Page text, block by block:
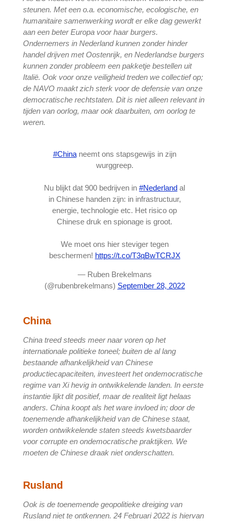
steunen. Met een o.a. economische, ecologische, en
humanitaire samenwerking wordt er elke dag gewerkt
aan een beter Europa voor haar burgers.
Ondernemers in Nederland kunnen zonder hinder
handel drijven met Oostenrijk, en Nederlandse burgers
kunnen zonder probleem een pakketje bestellen uit
Italië. Ook voor onze veiligheid treden we collectief op;
de NAVO maakt zich sterk voor de defensie van onze
democratische rechtstaten. Dit is niet alleen relevant in
tijden van oorlog, maar ook daarbuiten, om oorlog te
weren.
#Chinaneemt ons stapsgewijs in zijn
wurggreep.
Nu blijkt dat 900 bedrijven in #Nederland al
in Chinese handen zijn: in infrastructuur,
energie, technologie etc. Het risico op
Chinese druk en spionage is groot.
We moet ons hier steviger tegen
beschermen! https://t.co/T3qBwTCRJX
— Ruben Brekelmans
(@rubenbrekelmans) September 28, 2022
China
China treed steeds meer naar voren op het
internationale politieke toneel; buiten de al lang
bestaande afhankelijkheid van Chinese
productiecapaciteiten, investeert het ondemocratische
regime van Xi hevig in ontwikkelende landen. In eerste
instantie lijkt dit positief, maar de realiteit ligt helaas
anders. China koopt als het ware invloed in; door de
toenemende afhankelijkheid van de Chinese staat,
worden ontwikkelende staten steeds kwetsbaarder
voor corrupte en ondemocratische praktijken. We
moeten de Chinese draak niet onderschatten.
Rusland
Ook is de toenemende geopolitieke dreiging van
Rusland niet te ontkennen. 24 Februari 2022 is hiervan